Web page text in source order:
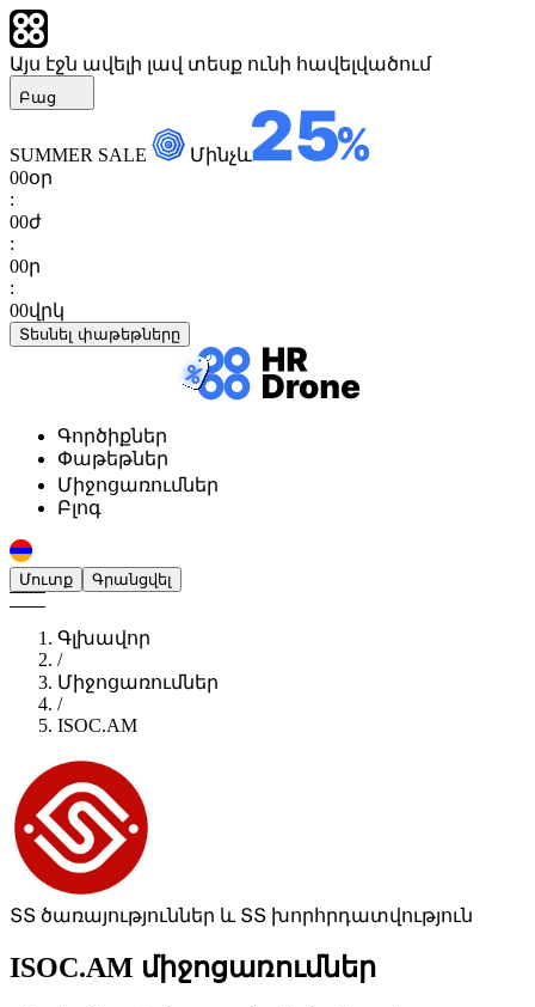
Այս էջն ավելի լավ տեսք ունի հավելվածում
Բաց
SUMMER SALE
Մինչև
00օր
:
00ժ
:
00ր
:
00վրկ
Տեսնել փաթեթները
Գործիքներ
Փաթեթներ
Միջոցառումներ
Բլոգ
Մուտք Գրանցվել
Գլխավոր
/
Միջոցառումներ
/
ISOC.AM
ՏՏ ծառայություններ և ՏՏ խորհրդատվություն
ISOC.AM միջոցառումներ